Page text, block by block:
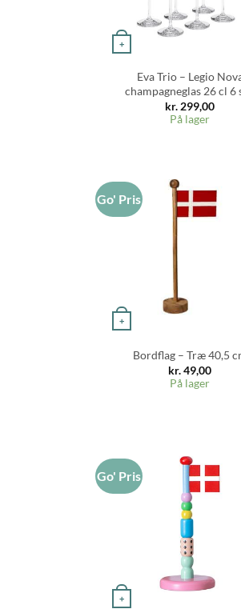
+
Eva Trio – Legio
champagneglas 26 cl 6
kr. 299,00
På lager
Go' Pris
+
Bordflag – Træ 40,5
kr.49,00
På lager
Go' Pris
+